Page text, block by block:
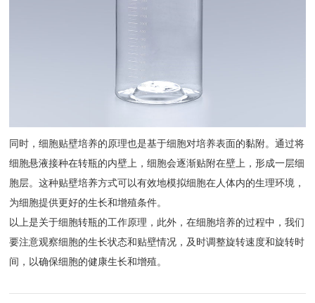
同时，细胞贴壁培养的原理也是基于细胞对培养表面的黏附。通过将
细胞悬液接种在转瓶的内壁上，细胞会逐渐贴附在壁上，形成一层细
胞层。这种贴壁培养方式可以有效地模拟细胞在人体内的生理环境，
为细胞提供更好的生长和增殖条件。
以上是关于细胞转瓶的工作原理，此外，在细胞培养的过程中，我们
要注意观察细胞的生长状态和贴壁情况，及时调整旋转速度和旋转时
间，以确保细胞的健康生长和增殖。